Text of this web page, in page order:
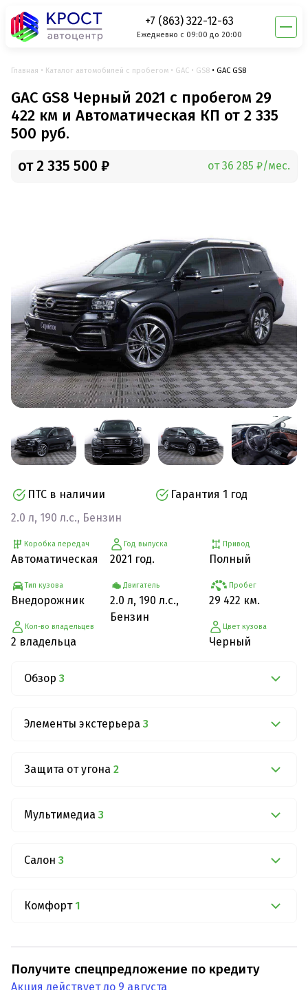
+7 (863) 322-12-63
Ежедневно с 09:00 до 20:00
Главная Каталог автомобилей с пробегом GAC GS8 GAC GS8
GAC GS8 Черный 2021 с пробегом 29
422 км и Автоматическая КП от 2 335
500 руб.
от 2 335 500 ₽ от 36 285 ₽/мес.
ПТС в наличии
Гарантия 1 год
2.0 л, 190 л.с., Бензин
Коробка передач
Автоматическая
Тип кузова
Внедорожник
Кол-во владельцев
2 владельца
Год выпуска
2021 год.
Двигатель
2.0 л, 190 л.с.,
Бензин
Привод
Полный
Пробег
29 422 км.
Цвет кузова
Черный
Обзор 3
Элементы экстерьера 3
Защита от угона 2
Мультимедиа 3
Салон 3
Комфорт 1
Получите спецпредложение по кредиту
Акция действует до 9 августа